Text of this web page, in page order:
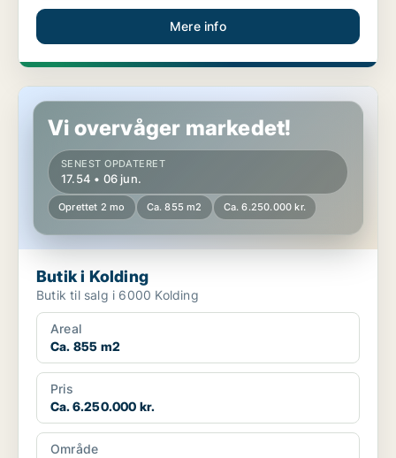
Mere info
Butik i Kolding
Vi overvåger markedet!
SENEST OPDATERET
17.54 • 06 jun.
Oprettet 2 mo Ca. 855 m2 Ca. 6.250.000 kr.
Butik i Kolding
Butik til salg i 6000 Kolding
Areal
Ca. 855 m2
Pris
Ca. 6.250.000 kr.
Område